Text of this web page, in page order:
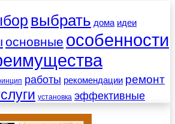
выбрать дома идеи
основные особенности
работы рекомендации ремонт
установка эффективные